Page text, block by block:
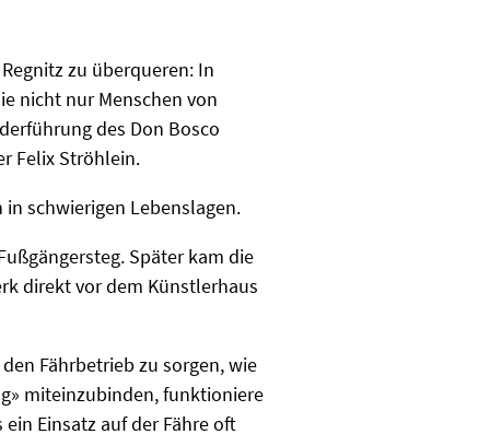
zu überqueren: In
nicht nur Menschen von
des Don Bosco
Felix Ströhlein.
schwierigen Lebenslagen.
Später kam die
direkt vor dem Künstlerhaus
Fährbetrieb zu sorgen, wie
miteinzubinden, funktioniere
Einsatz auf der Fähre oft